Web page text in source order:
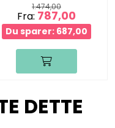
1.474,00
Fra: 787,00
Du sparer: 687,00
DETTE